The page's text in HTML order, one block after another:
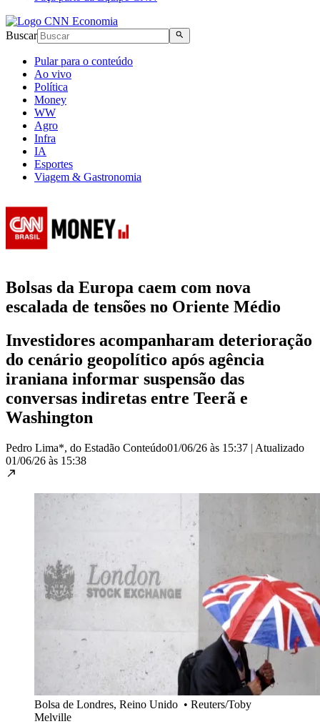
Buscar
Pular para o conteúdo
Ao vivo
Política
Money
WW
Agro
Infra
IA
Esportes
Viagem & Gastronomia
Bolsas da Europa caem com nova
escalada de tensões no Oriente Médio
Investidores acompanharam deterioração
do cenário geopolítico após agência
iraniana informar suspensão das
conversas indiretas entre Teerã e
Washington
Pedro Lima*, do Estadão Conteúdo01/06/26 às 15:37 | Atualizado
01/06/26 às 15:38
Bolsa de Londres, Reino Unido • Reuters/Toby
Melville